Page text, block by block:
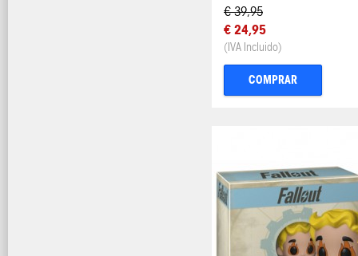
€ 39,95
€ 24,95
(IVA Incluido)
COMPRAR